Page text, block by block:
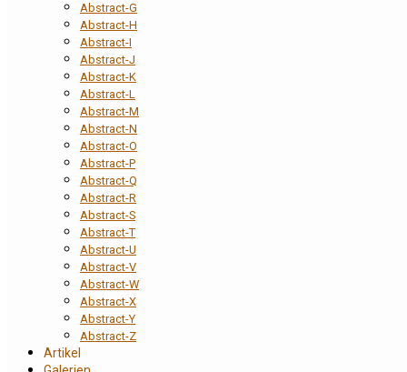
Abstract-G
Abstract-H
Abstract-I
Abstract-J
Abstract-K
Abstract-L
Abstract-M
Abstract-N
Abstract-O
Abstract-P
Abstract-Q
Abstract-R
Abstract-S
Abstract-T
Abstract-U
Abstract-V
Abstract-W
Abstract-X
Abstract-Y
Abstract-Z
Artikel